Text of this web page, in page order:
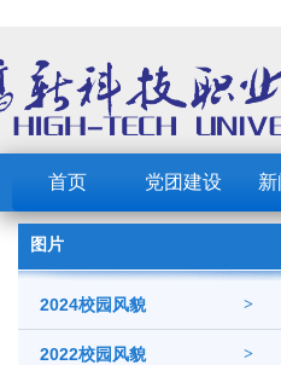
首页 党团建设
图片
>
2024校园风貌
>
2022校园风貌